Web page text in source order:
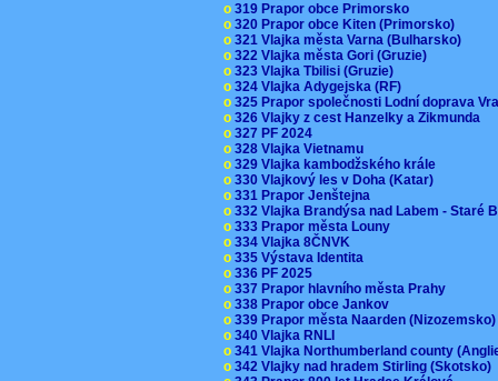
o 319 Prapor obce Primorsko
o 320 Prapor obce Kiten (Primorsko)
o 321 Vlajka města Varna (Bulharsko)
o 322 Vlajka města Gori (Gruzie)
o 323 Vlajka Tbilisi (Gruzie)
o 324 Vlajka Adygejska (RF)
o 325 Prapor společnosti Lodní doprava
o 326 Vlajky z cest Hanzelky a Zikmunda
o 327 PF 2024
o 328 Vlajka Vietnamu
o 329 Vlajka kambodžského krále
o 330 Vlajkový les v Doha (Katar)
o 331 Prapor Jenštejna
o 332 Vlajka Brandýsa nad Labem - Staré
o 333 Prapor města Louny
o 334 Vlajka 8ČNVK
o 335 Výstava Identita
o 336 PF 2025
o 337 Prapor hlavního města Prahy
o 338 Prapor obce Jankov
o 339 Prapor města Naarden
o 340 Vlajka RNLI
o 341 Vlajka Northumberland county
o 342 Vlajky nad hradem Stirling (Skotsko)